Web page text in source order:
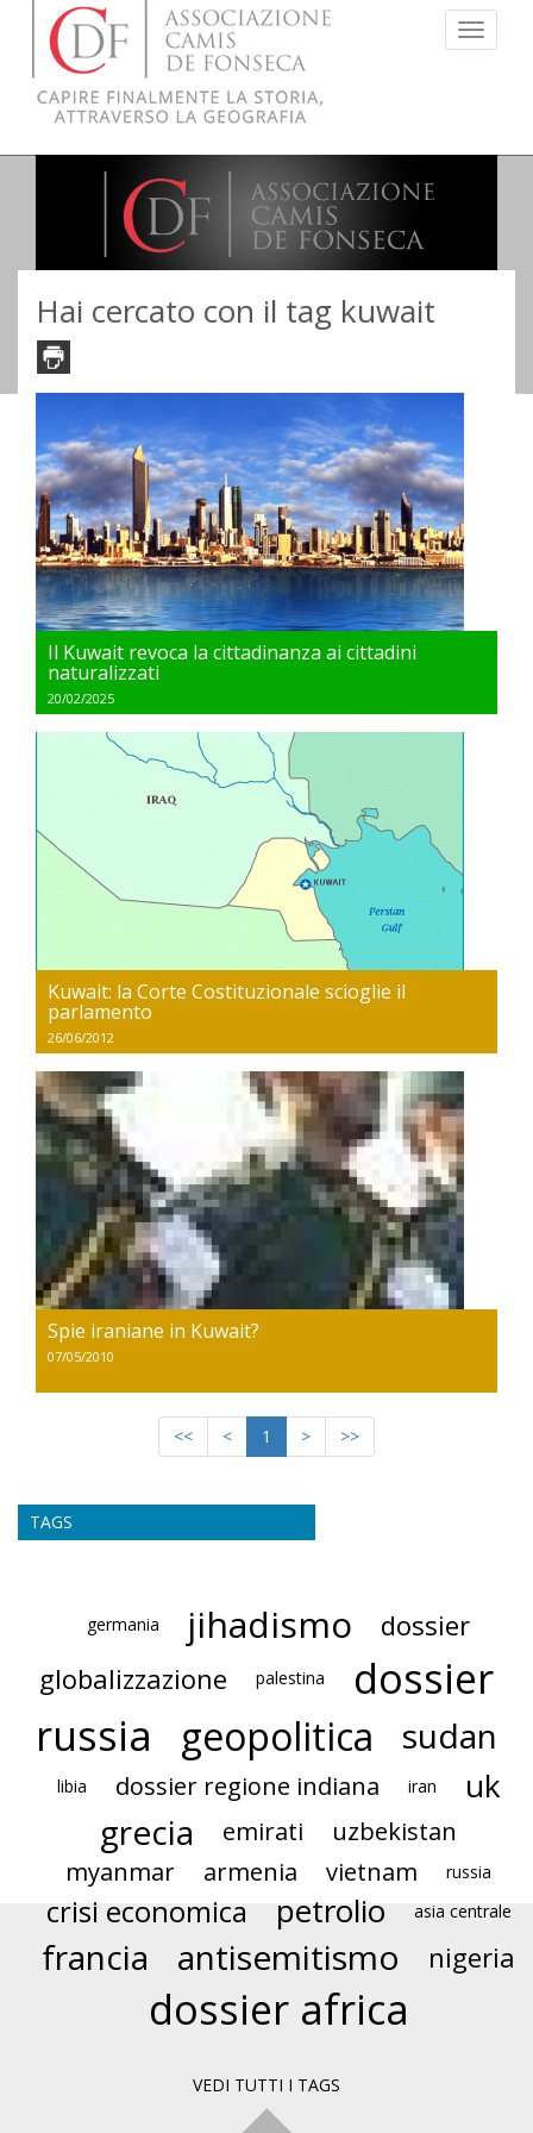
Menu
Hai cercato con il tag kuwait
Il Kuwait revoca la cittadinanza ai cittadini
naturalizzati
20/02/2025
Kuwait: la Corte Costituzionale scioglie il
parlamento
26/06/2012
Spie iraniane in Kuwait?
07/05/2010
<< < 1 > >>
TAGS
germania jihadismo
dossier
globalizzazione
palestina
dossier
russia
geopolitica sudan
libia dossier regione indiana iran uk
grecia emirati
uzbekistan
myanmar
armenia vietnam russia
crisi economica petrolio asia centrale
francia antisemitismo nigeria
dossier africa
VEDI TUTTI I TAGS